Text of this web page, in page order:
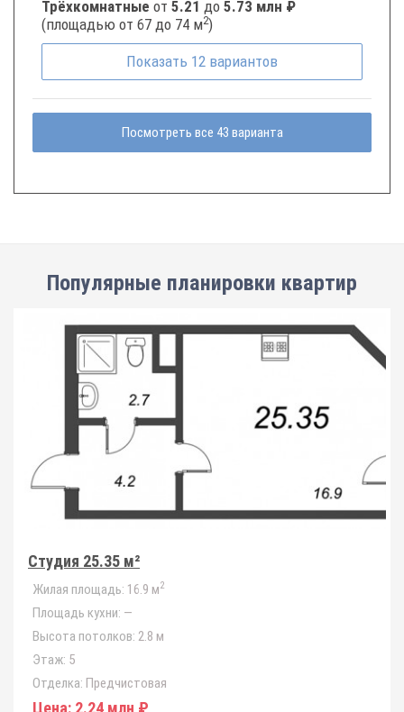
Трёхкомнатные от 5.21 до 5.73 млн ₽
(площадью от 67 до 74 м2)
Показать 12 вариантов
Посмотреть все 43 варианта
Популярные планировки квартир
Студия 25.35 м²
Жилая площадь: 16.9 м2
Площадь кухни: —
Высота потолков: 2.8 м
Этаж: 5
Отделка: Предчистовая
Цена: 2.24 млн ₽